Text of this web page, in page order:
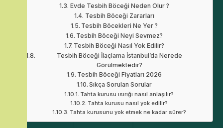
Evde Tesbih Böceği Neden Olur ?
Tesbih Böceği Zararları
Tesbih Böcekleri Ne Yer ?
Tesbih Böceği Neyi Sevmez?
Tesbih Böceği Nasıl Yok Edilir?
Tesbih Böceği İlaçlama İstanbul’da Nerede
Görülmektedir?
Tesbih Böceği Fiyatları 2026
Sıkça Sorulan Sorular
Tahta kurusu ısırığı nasıl anlaşılır?
Tahta kurusu nasıl yok edilir?
Tahta kurusunu yok etmek ne kadar sürer?